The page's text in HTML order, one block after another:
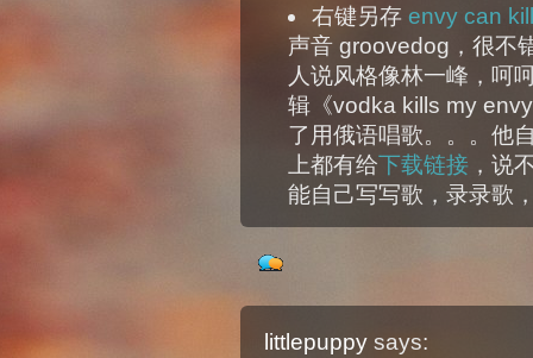
右键另存 envy can
声音 groovedog，很不
人说风格像林一峰，呵
辑《vodka kills my
了用俄语唱歌。。。他
上都有给下载链接 ，说
能自己写写歌，录录歌
littlepuppy says: